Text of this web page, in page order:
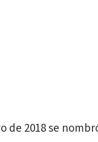
de 2018 se